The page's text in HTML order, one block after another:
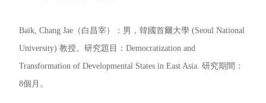
Baik, Chang Jae（白昌宰）：男，韓國首爾大學 (Seoul National
University) 教授。研究題目：Democratization and
Transformation of Developmental States in East Asia. 研究期間：
8個月。